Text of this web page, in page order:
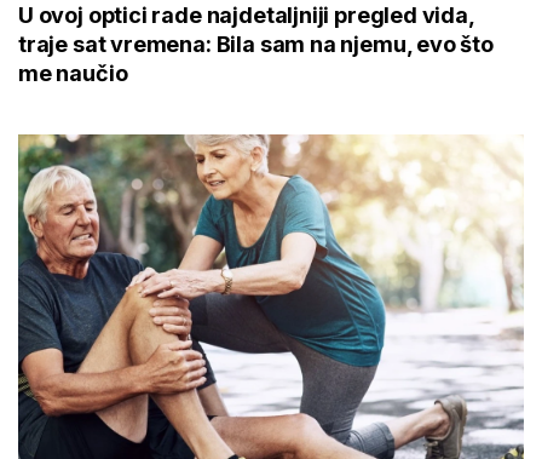
U ovoj optici rade najdetaljniji pregled vida,
traje sat vremena: Bila sam na njemu, evo što
me naučio